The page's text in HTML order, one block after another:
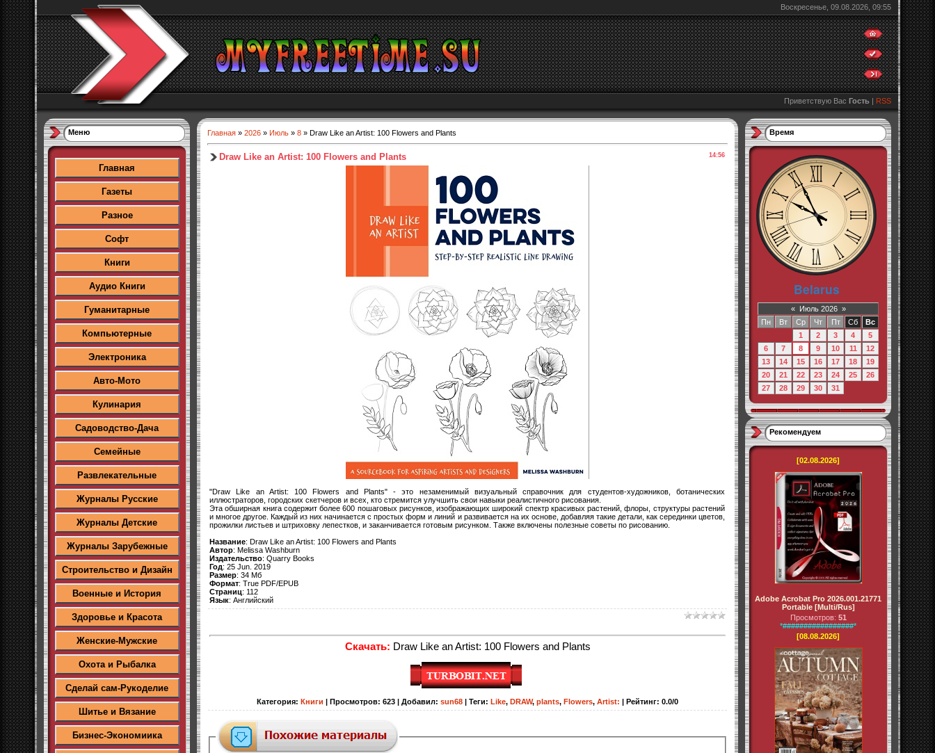
Воскресенье, 09.08.2026, 09:55
Приветствую Вас Гость | RSS
Меню
Главная
Газеты
Разное
Софт
Книги
Аудио Книги
Гуманитарные
Компьютерные
Электроника
Авто-Мото
Кулинария
Садоводство-Дача
Семейные
Развлекательные
Журналы Русские
Журналы Детские
Журналы Зарубежные
Строительство и Дизайн
Военные и История
Здоровье и Красота
Женские-Мужские
Охота и Рыбалка
Сделай сам-Рукоделие
Шитье и Вязание
Бизнес-Экономиика
Главная » 2026 » Июль » 8 » Draw Like an Artist: 100 Flowers and Plants
14:56
Draw Like an Artist: 100 Flowers and Plants
"Draw Like an Artist: 100 Flowers and Plants" - это незаменимый визуальный справочник для студентов-художников, ботанических
иллюстраторов, городских скетчеров и всех, кто стремится улучшить свои навыки реалистичного рисования.
Эта обширная книга содержит более 600 пошаговых рисунков, изображающих широкий спектр красивых растений, флоры, структуры растений
и многое другое. Каждый из них начинается с простых форм и линий и развивается на их основе, добавляя такие детали, как серединки цветов,
прожилки листьев и штриховку лепестков, и заканчивается готовым рисунком. Также включены полезные советы по рисованию.
Название: Draw Like an Artist: 100 Flowers and Plants
Автор: Melissa Washburn
Издательство: Quarry Books
Год: 25 Jun. 2019
Размер: 34 Мб
Формат: True PDF/EPUB
Страниц: 112
Язык: Английский
Скачать: Draw Like an Artist: 100 Flowers and Plants
Категория: Книги Просмотров: 623 Добавил: sun68 Теги: Like, DRAW, plants, Flowers, Artist: Рейтинг: 0.0/0
Время
« Июль 2026 »
Пн
Вт Ср Чт Пт Сб
Вс
1
2 3 4
5
6
7 8 9 10 11
12
13
14 15 16 17 18
19
20
21 22 23 24 25
26
27
28 29 30 31
Рекомендуем
[02.08.2026]
Adobe Acrobat Pro 2026.001.21771
Portable [Multi/Rus]
Просмотров: 51
*#################*
[08.08.2026]